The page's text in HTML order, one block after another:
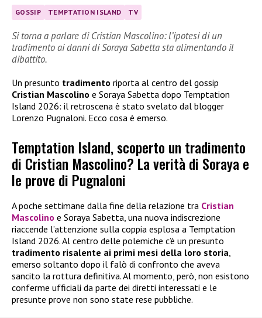
GOSSIP TEMPTATION ISLAND TV
Si torna a parlare di Cristian Mascolino: l’ipotesi di un
tradimento ai danni di Soraya Sabetta sta alimentando il
dibattito.
Un presunto tradimento riporta al centro del gossip
Cristian Mascolino e Soraya Sabetta dopo Temptation
Island 2026: il retroscena è stato svelato dal blogger
Lorenzo Pugnaloni. Ecco cosa è emerso.
Temptation Island, scoperto un tradimento
di Cristian Mascolino? La verità di Soraya e
le prove di Pugnaloni
A poche settimane dalla fine della relazione tra Cristian
Mascolino e Soraya Sabetta, una nuova indiscrezione
riaccende l’attenzione sulla coppia esplosa a Temptation
Island 2026. Al centro delle polemiche c’è un presunto
tradimento risalente ai primi mesi della loro storia,
emerso soltanto dopo il falò di confronto che aveva
sancito la rottura definitiva. Al momento, però, non esistono
conferme ufficiali da parte dei diretti interessati e le
presunte prove non sono state rese pubbliche.